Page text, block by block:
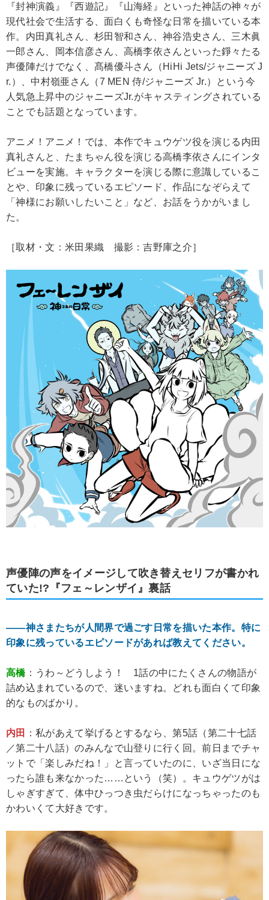
『封神演義』『西遊記』『山海経』といった神話の神々が
現代社会で生活する、面白くも奇怪な日常を描いている本
作。内田真礼さん、杉田智和さん、神谷浩史さん、三木眞
一郎さん、岡本信彦さん、高橋李依さんといった錚々たる
声優陣だけでなく、髙橋優斗さん（HiHi Jets/ジャニーズ J
r.）、中村嶺亜さん（7 MEN 侍/ジャニーズ Jr.）という今
人気急上昇中のジャニーズJr.がキャスティングされている
ことでも話題となっています。
アニメ！アニメ！では、本作でキュウゲツ役を演じる内田
真礼さんと、たまちゃん役を演じる高橋李依さんにインタ
ビューを実施。キャラクターを演じる際に意識しているこ
とや、印象に残っているエピソード、作品になぞらえて
「神様にお願いしたいこと」など、お話をうかがいまし
た。
［取材・文：米田果織 撮影：吉野庫之介］
声優陣の声をイメージして吹き替えセリフが書かれ
ていた!?『フェ～レンザイ』裏話
――神さまたちが人間界で過ごす日常を描いた本作。特に
印象に残っているエピソードがあれば教えてください。
高橋：うわ～どうしよう！ 1話の中にたくさんの物語が
詰め込まれているので、迷いますね。どれも面白くて印象
的なものばかり。
内田
：私があえて挙げるとするなら、第5話（第二十七話
／第二十八話）のみんなで山登りに行く回。前日までチャ
ットで「楽しみだね！」と言っていたのに、いざ当日にな
ったら誰も来なかった……という（笑）。キュウゲツがは
しゃぎすぎて、体中ひっつき虫だらけになっちゃったのも
かわいくて大好きです。